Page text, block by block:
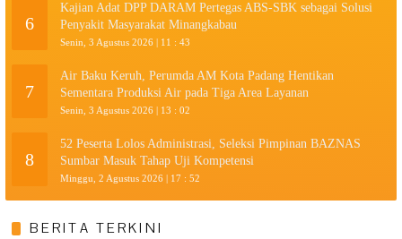
6
Kajian Adat DPP DARAM Pertegas ABS-SBK sebagai Solusi
Penyakit Masyarakat Minangkabau
Senin, 3 Agustus 2026 | 11 : 43
7
Air Baku Keruh, Perumda AM Kota Padang Hentikan
Sementara Produksi Air pada Tiga Area Layanan
Senin, 3 Agustus 2026 | 13 : 02
8
52 Peserta Lolos Administrasi, Seleksi Pimpinan BAZNAS
Sumbar Masuk Tahap Uji Kompetensi
Minggu, 2 Agustus 2026 | 17 : 52
BERITA TERKINI